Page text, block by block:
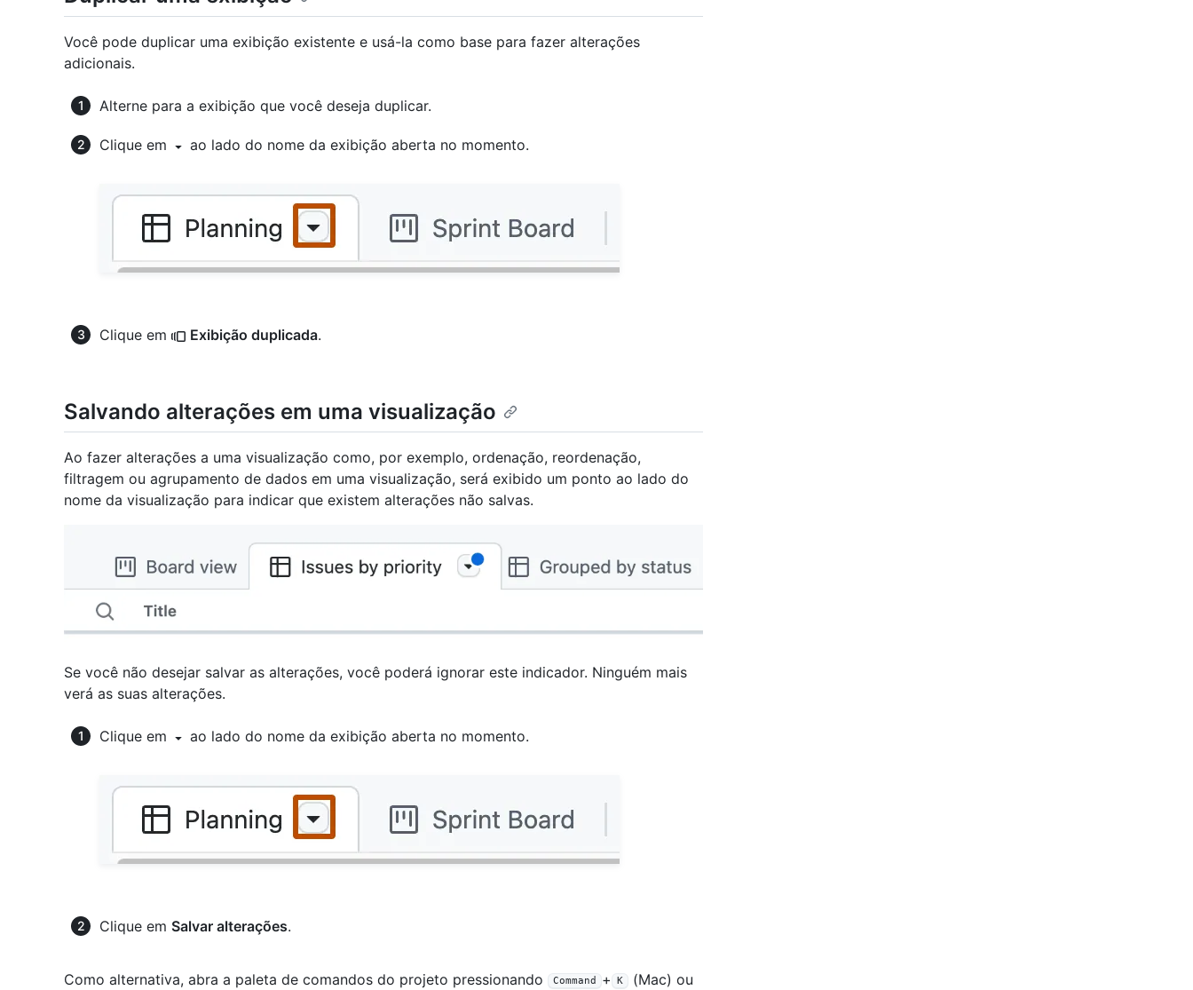
Você pode duplicar uma exibição existente e usá-la como base para fazer alterações
adicionais.
Alterne para a exibição que você deseja duplicar.
Clique em ao lado do nome da exibição aberta no momento.
Clique em Exibição duplicada.
Salvando alterações em uma visualização
Ao fazer alterações a uma visualização como, por exemplo, ordenação, reordenação,
filtragem ou agrupamento de dados em uma visualização, será exibido um ponto ao lado do
nome da visualização para indicar que existem alterações não salvas.
Se você não desejar salvar as alterações, você poderá ignorar este indicador. Ninguém mais
verá as suas alterações.
Clique em ao lado do nome da exibição aberta no momento.
Clique em Salvar alterações.
Como alternativa, abra a paleta de comandos do projeto pressionando Command + K (Mac) ou